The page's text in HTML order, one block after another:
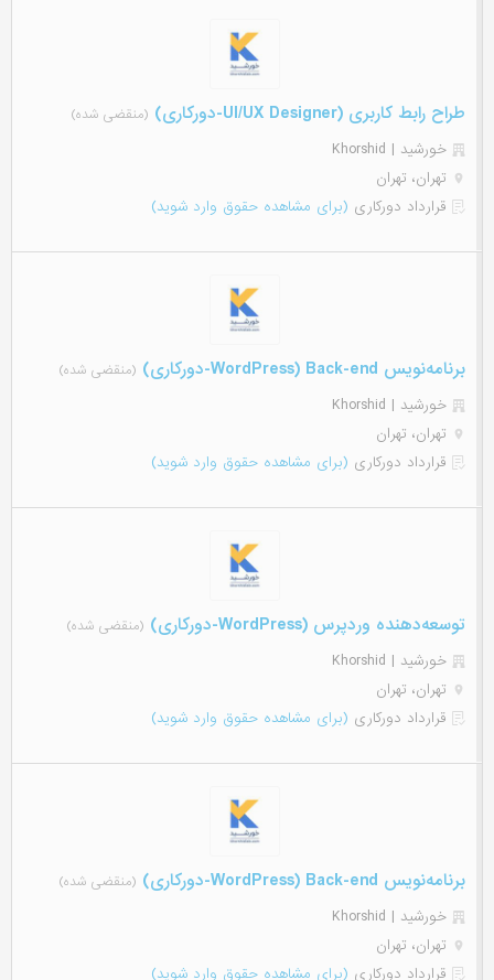
طراح رابط کاربری (UI/UX Designer-دورکاری) (منقضی شده)
خورشید | Khorshid
تهران، تهران
قرارداد دورکاری (برای مشاهده حقوق وارد شوید)
برنامه‌نویس Back-end (WordPress-دورکاری) (منقضی شده)
خورشید | Khorshid
تهران، تهران
قرارداد دورکاری (برای مشاهده حقوق وارد شوید)
توسعه‌دهنده وردپرس (WordPress-دورکاری) (منقضی شده)
خورشید | Khorshid
تهران، تهران
قرارداد دورکاری (برای مشاهده حقوق وارد شوید)
برنامه‌نویس Back-end (WordPress-دورکاری) (منقضی شده)
خورشید | Khorshid
تهران، تهران
قرارداد دورکاری (برای مشاهده حقوق وارد شوید)